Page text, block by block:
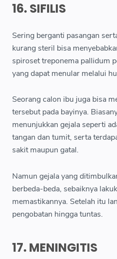
16. SIFILIS
Sering berganti pasangan
kurang steril bisa
spiroset treponema pallidum
yang dapat menular melalui
Seorang calon ibu juga bisa
tersebut pada bayinya.
menunjukkan gejala seperti
tangan dan tumit, serta
sakit maupun gatal.
Namun gejala yang
berbeda-beda, sebaiknya
memastikannya. Setelah itu
pengobatan hingga tuntas.
17. MENINGITIS